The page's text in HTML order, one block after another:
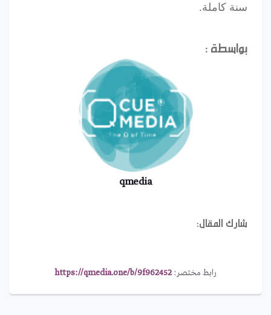
سنة كاملة.
بواسطة :
qmedia
شارك المقال:
رابط مختصر: https://qmedia.one/b/9f962452